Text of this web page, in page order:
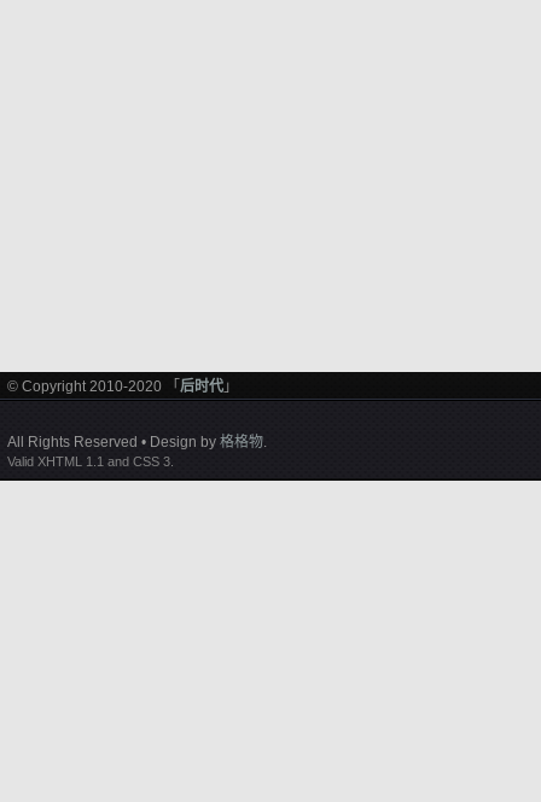
© Copyright 2010-2020 「 后时代 」
All Rights Reserved • Design by 格格物.
Valid XHTML 1.1 and CSS 3.